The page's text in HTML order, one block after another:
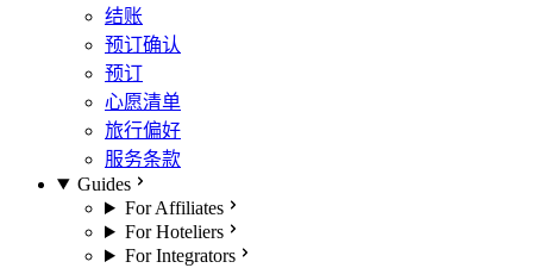
结账
预订确认
预订
心愿清单
旅行偏好
服务条款
Guides
For Affiliates
For Hoteliers
For Integrators